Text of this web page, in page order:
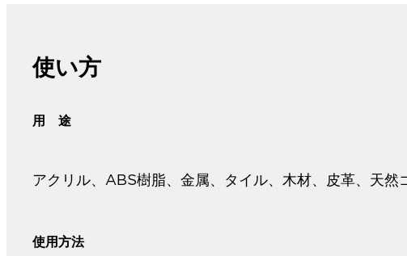
使い方
用 途
アクリル、ABS樹脂、金属、タイル、木材、皮革、天然
使用方法